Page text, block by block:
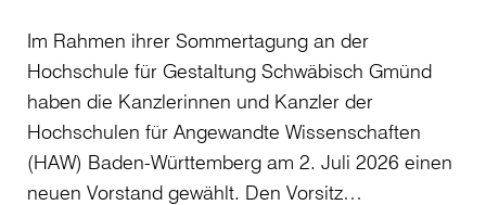
Im Rahmen ihrer Sommertagung an der
Hochschule für Gestaltung Schwäbisch Gmünd
haben die Kanzlerinnen und Kanzler der
Hochschulen für Angewandte Wissenschaften
(HAW) Baden-Württemberg am 2. Juli 2026 einen
neuen Vorstand gewählt. Den Vorsitz…